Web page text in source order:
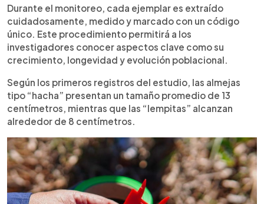
Durante el monitoreo, cada ejemplar es extraído
cuidadosamente, medido y marcado con un código
único. Este procedimiento permitirá a los
investigadores conocer aspectos clave como su
crecimiento, longevidad y evolución poblacional.
Según los primeros registros del estudio, las almejas
tipo “hacha” presentan un tamaño promedio de 13
centímetros, mientras que las “lempitas” alcanzan
alrededor de 8 centímetros.